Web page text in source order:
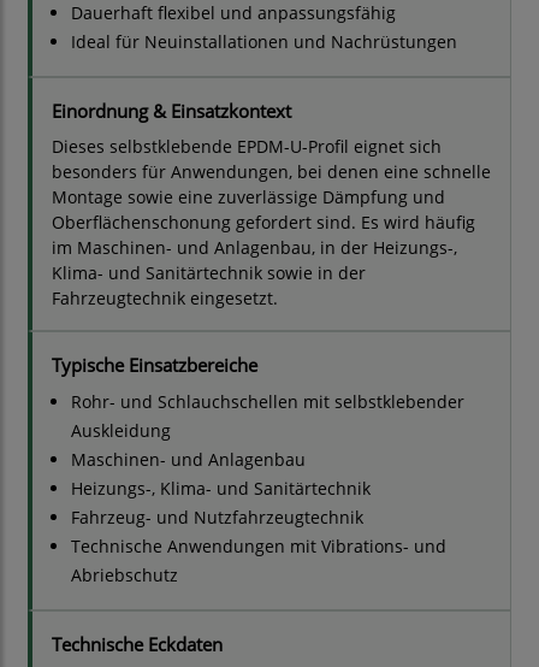
Dauerhaft flexibel und anpassungsfähig
Ideal für Neuinstallationen und Nachrüstungen
Einordnung & Einsatzkontext
Dieses selbstklebende EPDM-U-Profil eignet sich
besonders für Anwendungen, bei denen eine schnelle
Montage sowie eine zuverlässige Dämpfung und
Oberflächenschonung gefordert sind. Es wird häufig
im Maschinen- und Anlagenbau, in der Heizungs-,
Klima- und Sanitärtechnik sowie in der
Fahrzeugtechnik eingesetzt.
Typische Einsatzbereiche
Rohr- und Schlauchschellen mit selbstklebender
Auskleidung
Maschinen- und Anlagenbau
Heizungs-, Klima- und Sanitärtechnik
Fahrzeug- und Nutzfahrzeugtechnik
Technische Anwendungen mit Vibrations- und
Abriebschutz
Technische Eckdaten